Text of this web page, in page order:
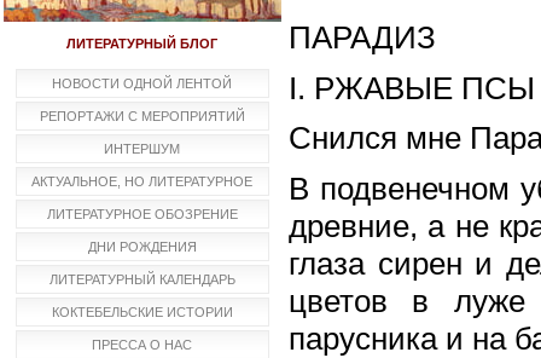
ЛИТЕРАТУРНЫЙ БЛОГ
НОВОСТИ ОДНОЙ ЛЕНТОЙ
РЕПОРТАЖИ С МЕРОПРИЯТИЙ
ИНТЕРШУМ
АКТУАЛЬНОЕ, НО ЛИТЕРАТУРНОЕ
ЛИТЕРАТУРНОЕ ОБОЗРЕНИЕ
ДНИ РОЖДЕНИЯ
ЛИТЕРАТУРНЫЙ КАЛЕНДАРЬ
КОКТЕБЕЛЬСКИЕ ИСТОРИИ
ПРЕССА О НАС
ПАРАДИЗ
I. РЖАВЫЕ ПСЫ
Снился мне
В подвенечном
древние, а не
глаза сирен и
цветов в луже
парусника и на